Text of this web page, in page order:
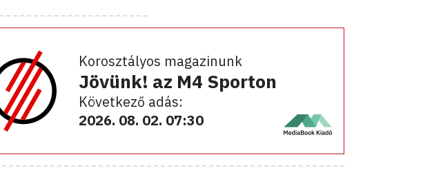
Korosztályos magazinunk
Jövünk! az M4 Sporton
Következő adás:
2026. 08. 02. 07:30